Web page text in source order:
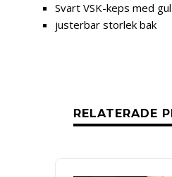
Svart VSK-keps med
justerbar storlek bak
RELATERADE